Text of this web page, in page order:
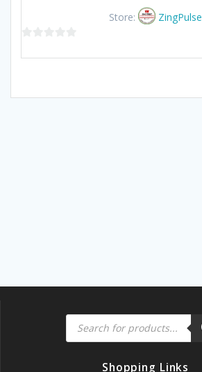
Store: ZingPulse
Products
search
Shopping Links